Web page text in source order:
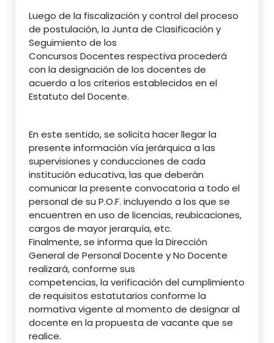
Luego de la fiscalización y control del proceso
de postulación, la Junta de Clasificación y
Seguimiento de los
Concursos Docentes respectiva procederá
con la designación de los docentes de
acuerdo a los criterios establecidos en el
Estatuto del Docente.
En este sentido, se solicita hacer llegar la
presente información vía jerárquica a las
supervisiones y conducciones de cada
institución educativa, las que deberán
comunicar la presente convocatoria a todo el
personal de su P.O.F. incluyendo a los que se
encuentren en uso de licencias, reubicaciones,
cargos de mayor jerarquía, etc.
Finalmente, se informa que la Dirección
General de Personal Docente y No Docente
realizará, conforme sus
competencias, la verificación del cumplimiento
de requisitos estatutarios conforme la
normativa vigente al momento de designar al
docente en la propuesta de vacante que se
realice.